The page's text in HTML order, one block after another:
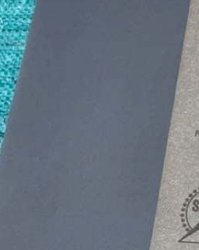
31/07/2026
Giấy nhám P320
(Cw320) Đại Bàng, kích
thước 230...
30/07/2026